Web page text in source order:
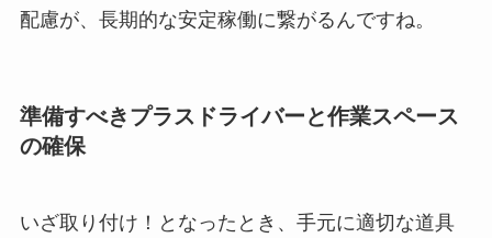
配慮が、長期的な安定稼働に繋がるんですね。
準備すべきプラスドライバーと作業スペース
の確保
いざ取り付け！となったとき、手元に適切な道具